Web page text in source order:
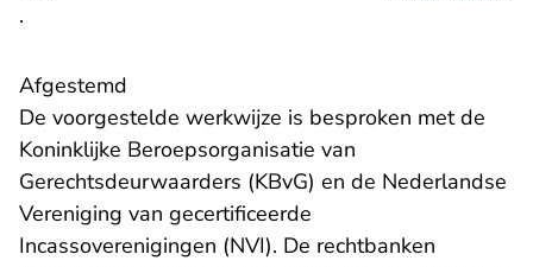
.
Afgestemd
De voorgestelde werkwijze is besproken met de
Koninklijke Beroepsorganisatie van
Gerechtsdeurwaarders (KBvG) en de Nederlandse
Vereniging van gecertificeerde
Incassoverenigingen (NVI). De rechtbanken